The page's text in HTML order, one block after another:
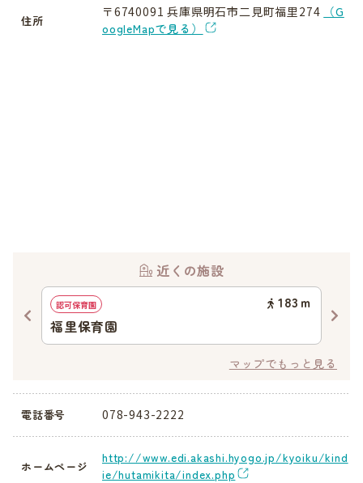
住所
〒6740091 兵庫県明石市二見町福里274
（G
oogleMapで見る）
近くの施設
認可保育園 183 ｍ
福里保育園
マップでもっと見る
電話番号 078-943-2222
ホームページ
http://www.edi.akashi.hyogo.jp/kyoiku/kind
ie/hutamikita/index.php